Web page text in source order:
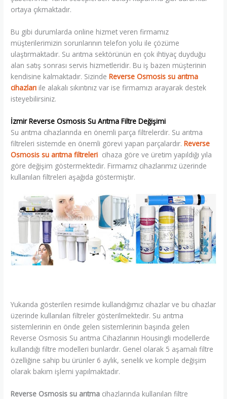
ortaya çıkmaktadır.
Bu gibi durumlarda online hizmet veren firmamız
müşterilerimizin sorunlarının telefon yolu ile çözüme
ulaştırmaktadır. Su arıtma sektörünün en çok ihtiyaç duyduğu
alan satış sonrası servis hizmetleridir. Bu iş bazen müşterinin
kendisine kalmaktadır. SizindeReverse Osmosis su arıtma
cihazları ile alakalı sıkıntınız var ise firmamızı arayarak destek
isteyebilirsiniz.
İzmir Reverse Osmosis Su Arıtma Filtre Değişimi
Su arıtma cihazlarında en önemli parça filtrelerdir. Su arıtma
filtreleri sistemde en önemli görevi yapan parçalardır.Reverse
Osmosis su arıtma filtreleri cihaza göre ve üretim yapıldığı yıla
göre değişim göstermektedir. Firmamız cihazlarımız üzerinde
kullanılan filtreleri aşağıda göstermiştir.
Yukarıda gösterilen resimde kullandığımız cihazlar ve bu cihazlar
üzerinde kullanılan filtreler gösterilmektedir. Su arıtma
sistemlerinin en önde gelen sistemlerinin başında gelen
Reverse Osmosis Su arıtma Cihazlarının Housingli modellerde
kullandığı filtre modelleri bunlardır. Genel olarak 5 aşamalı filtre
özelliğine sahip bu ürünler 6 aylık, senelik ve komple değişim
olarak bakım işlemi yapılmaktadır.
Reverse Osmosis su arıtma cihazlarında kullanılan filtre